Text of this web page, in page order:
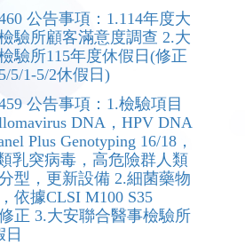
公告事項：1.114年度大
驗所顧客滿意度調查 2.大
驗所115年度休假日(修正
5/1-5/2休假日)
公告事項：1.檢驗項目
DNA，HPV DNA
Plus Genotyping 16/18，
乳突病毒，高危險群人類
型，更新設備 2.細菌藥物
依據CLSI M100 S35
正 3.大安聯合醫事檢驗所
日